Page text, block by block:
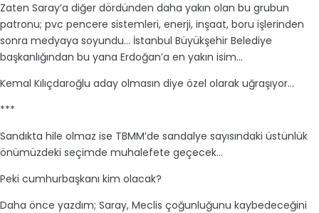
Zaten Saray’a diğer dördünden daha yakın olan bu grubun
patronu; pvc pencere sistemleri, enerji, inşaat, boru işlerinden
sonra medyaya soyundu... İstanbul Büyükşehir Belediye
başkanlığından bu yana Erdoğan’a en yakın isim...
Kemal Kılıçdaroğlu aday olmasın diye özel olarak uğraşıyor...
***
Sandıkta hile olmaz ise TBMM’de sandalye sayısındaki üstünlük
önümüzdeki seçimde muhalefete geçecek...
Peki cumhurbaşkanı kim olacak?
Daha önce yazdım; Saray, Meclis çoğunluğunu kaybedeceğini